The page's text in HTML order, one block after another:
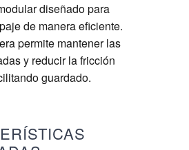
diseñado para
de manera eficiente.
permite mantener las
y reducir la fricción
guardado.